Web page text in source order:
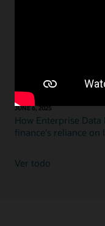
Ready for the
alternative to SAP
JUNE 6, 2025
How Enterprise Data
finance's reliance on
Ver todo